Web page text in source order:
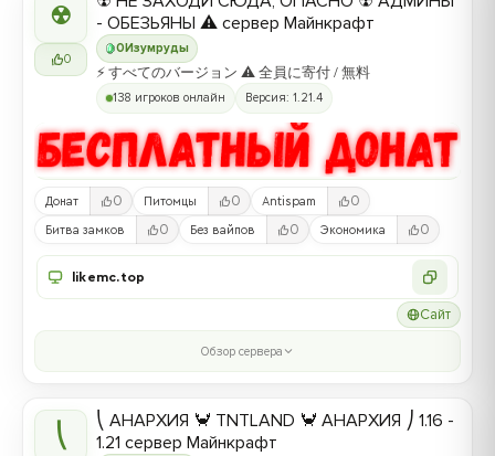
☢
0
0 Изумруды
- ОБЕЗЬЯНЫ ⚠ сервер Майнкрафт
⚡ すべてのバージョン ⚠ 全員に寄付 / 無料
138 игроков онлайн Версия: 1.21.4
Донат 0 Питомцы 0 Antispam 0
Битва замков 0 Без вайпов 0 Экономика 0
likemc.top
Сайт
Обзор сервера
⎝
⎝ АНАРХИЯ 🦀 TNTLAND 🦀 АНАРХИЯ ⎠ 1.16 -
1.21 сервер Майнкрафт